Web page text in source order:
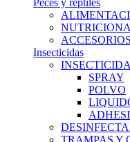
Peces y reptiles
ACCESORIOS
Insecticidas
SPRAY
POLVO
TRAMPAS Y